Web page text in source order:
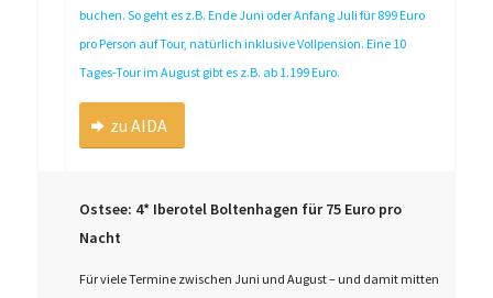
buchen. So geht es z.B. Ende Juni oder Anfang Juli für 899 Euro
pro Person auf Tour, natürlich inklusive Vollpension. Eine 10
Tages-Tour im August gibt es z.B. ab 1.199 Euro.
zu AIDA
Ostsee: 4* Iberotel Boltenhagen für 75 Euro pro
Nacht
Für viele Termine zwischen Juni und August – und damit mitten